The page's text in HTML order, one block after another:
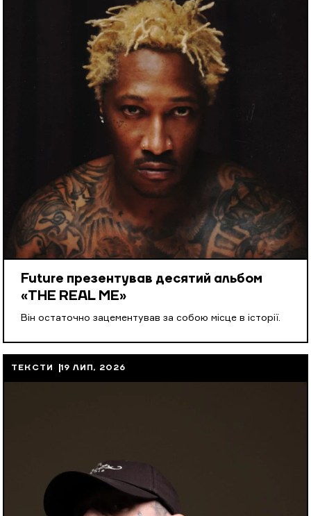
Future презентував десятий альбом
«THE REAL ME»
Він остаточно зацементував за собою місце в історії.
ТЕКСТИ 19 ЛИП, 2026